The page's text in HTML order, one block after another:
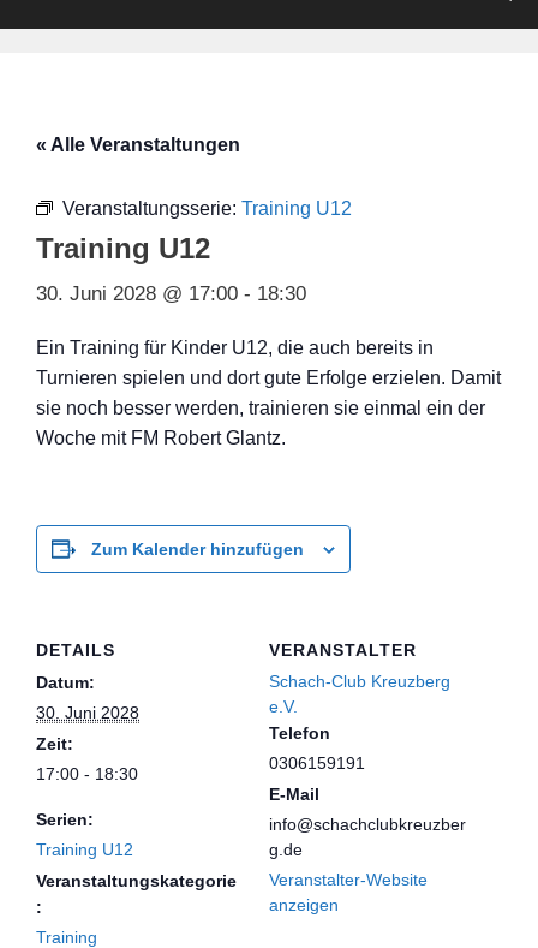
« Alle Veranstaltungen
Veranstaltungsserie: Training U12
Training U12
30. Juni 2028 @ 17:00 - 18:30
Ein Training für Kinder U12, die auch bereits in
Turnieren spielen und dort gute Erfolge erzielen. Damit
sie noch besser werden, trainieren sie einmal ein der
Woche mit FM Robert Glantz.
Zum Kalender hinzufügen
DETAILS
Datum:
30. Juni 2028
Zeit:
17:00 - 18:30
Serien:
Training U12
Veranstaltungskategorie
:
Training
VERANSTALTER
Schach-Club Kreuzberg
e.V.
Telefon
0306159191
E-Mail
info@schachclubkreuzber
g.de
Veranstalter-Website
anzeigen